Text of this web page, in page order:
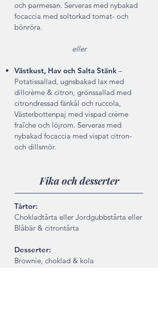
och parmesan. Serveras med nybakad
focaccia med soltorkad tomat- och
bönröra.
eller
Västkust, Hav och Salta Stänk –
Potatissallad, ugnsbakad lax med
dillcrème & citron, grönssallad med
citrondressad fänkål och ruccola,
Västerbottenpaj med vispad crème
fraîche och löjrom. Serveras med
nybakad focaccia med vispat citron-
och dillsmör.
Fika och desserter
Tårtor:
Chokladtårta eller Jordgubbstårta eller
Blåbär & citrontårta
Desserter:
Brownie, choklad & kola